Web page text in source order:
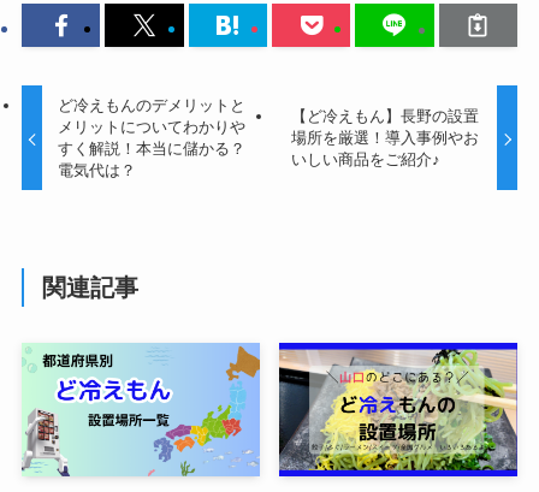
ど冷えもんのデメリットと
メリットについてわかりや
すく解説！本当に儲かる？
電気代は？
【ど冷えもん】長野の設置
場所を厳選！導入事例やお
いしい商品をご紹介♪
関連記事